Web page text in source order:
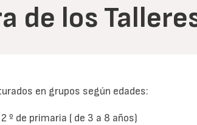
de los
en grupos según edades:
º de primaria ( de 3 a 8 años)